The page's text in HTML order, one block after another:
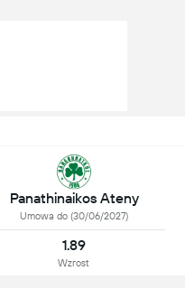
Panathinaikos Ateny
Umowa do (30/06/2027)
1.89
Wzrost